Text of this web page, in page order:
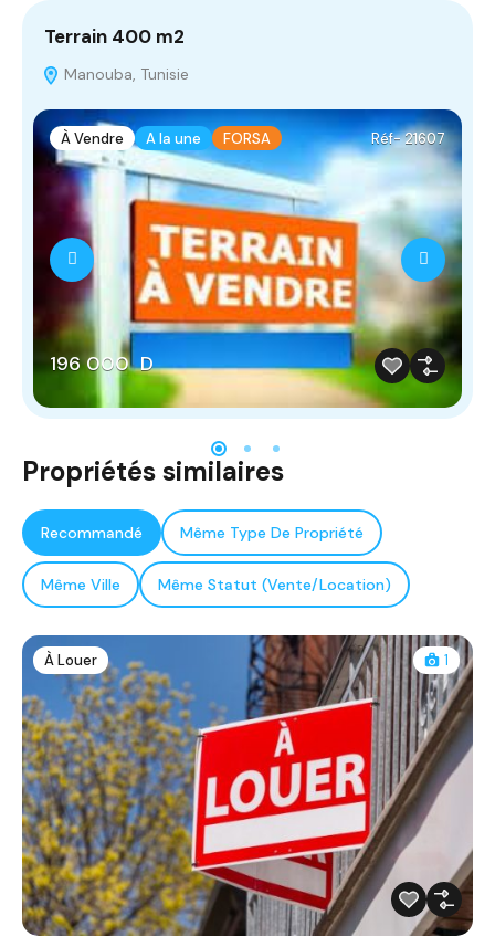
Terrain 400 m2
Manouba, Tunisie
À Vendre A la une FORSA Réf- 21607
196 000 D
Propriétés similaires
Recommandé Même Type De Propriété
Même Ville Même Statut (Vente/Location)
À Louer 1